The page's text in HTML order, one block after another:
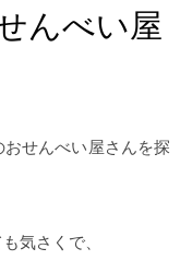
んべい屋
せんべい屋さんを探
気さくで、